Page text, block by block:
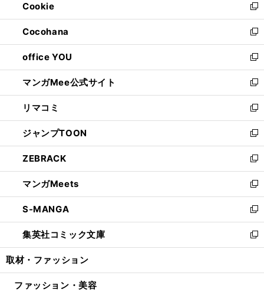
く
で
開
く
ド
ウ
で
開
く
ィ
ン
ド
ウ
で
開
く
Cookie
新
し
い
ウ
ィ
ン
ド
ウ
で
開
く
Cocohana
新
し
い
ウ
ィ
ン
ド
ウ
で
開
く
office YOU
新
し
い
ウ
ィ
ン
ド
ウ
で
開
く
マンガMee公式サイト
新
し
い
ウ
ィ
ン
ド
ウ
で
開
く
リマコミ
新
し
い
ウ
ィ
ン
ド
ウ
で
開
く
ジャンプTOON
新
し
い
ウ
ィ
ン
ド
ウ
で
開
ZEBRACK
新
し
い
ウ
ィ
ン
ド
ウ
開
マンガMeets
新
し
い
ウ
ィ
ン
ウ
S-MANGA
新
し
い
ウ
ン
集英社コミック文庫
新
し
ウ
取材・ファッション
ファッション・美容